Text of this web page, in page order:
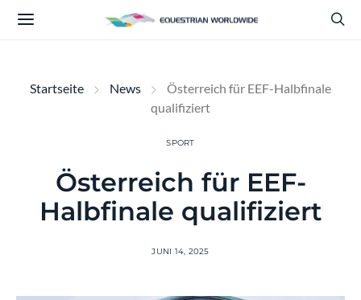
Startseite News
Österreich für EEF-Halbfinale
qualifiziert
SPORT
Österreich für EEF-
Halbfinale qualifiziert
JUNI 14, 2025